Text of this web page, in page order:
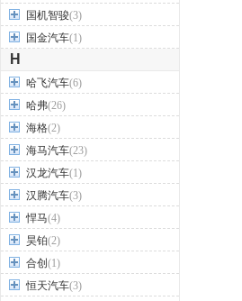
国机智骏(3)
国金汽车(1)
H
哈飞汽车(6)
哈弗(26)
海格(2)
海马汽车(23)
汉龙汽车(1)
汉腾汽车(3)
悍马(4)
昊铂(2)
合创 (1)
恒天汽车(3)